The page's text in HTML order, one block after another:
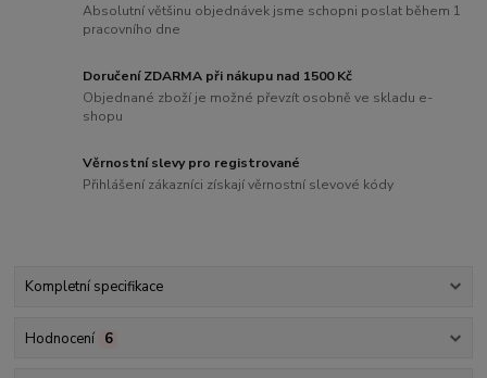
Absolutní většinu objednávek jsme schopni poslat během 1
pracovního dne
Doručení ZDARMA při nákupu nad 1500 Kč
Objednané zboží je možné převzít osobně ve skladu e-
shopu
Věrnostní slevy pro registrované
Přihlášení zákazníci získají věrnostní slevové kódy
Kompletní specifikace
Hodnocení 6